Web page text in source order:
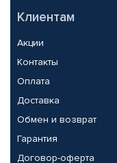
Клиентам
Акции
Контакты
Оплата
Доставка
Обмен и возврат
Гарантия
Договор-оферта